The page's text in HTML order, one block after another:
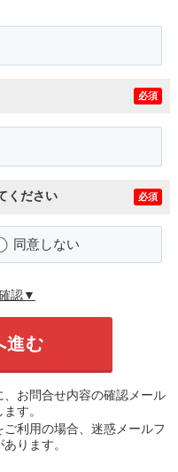
必須
ください 必須
同意しない
認▼
お問合せ内容の確認メール
す。
利用の場合、迷惑メールフ
ります。